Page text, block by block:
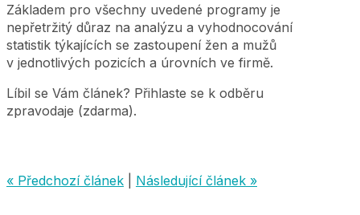
Základem pro všechny uvedené programy je
nepřetržitý důraz na analýzu a vyhodnocování
statistik týkajících se zastoupení žen a mužů
v jednotlivých pozicích a úrovních ve firmě.
Líbil se Vám článek? Přihlaste se k odběru
zpravodaje (zdarma).
« Předchozí článek Následující článek »